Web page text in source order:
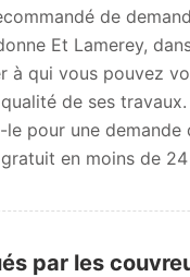
de
Et Lamerey,
à qui vous pouvez
de ses
pour une
en moins de 24
par les